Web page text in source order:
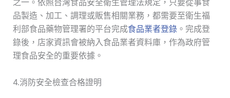
之一。依照台灣食品安全衛生管理法規定，只要從事食
品製造、加工、調理或販售相關業務，都需要至衛生福
利部食品藥物管理署的平台完成食品業者登錄。完成登
錄後，店家資訊會被納入食品業者資料庫，作為政府管
理食品安全的重要依據。
4.消防安全檢查合格證明